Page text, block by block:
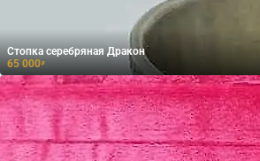
Стопка серебряная Дракон
65 000₽